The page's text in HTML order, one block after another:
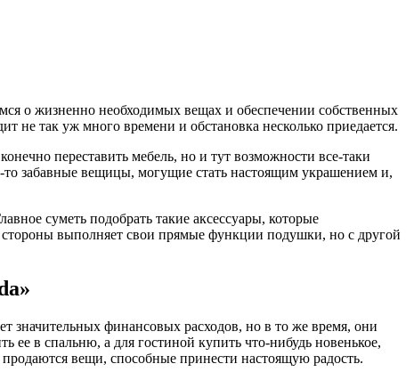
о жизненно необходимых вещах и обеспечении собственных
не так уж много времени и обстановка несколько приедается.
переставить мебель, но и тут возможности все-таки
то забавные вещицы, могущие стать настоящим украшением и,
суметь подобрать такие аксессуары, которые
стороны выполняет свои прямые функции подушки, но с другой
значительных финансовых расходов, но в то же время, они
ее в спальню, а для гостиной купить что-нибудь новенькое,
вещи, способные принести настоящую радость.